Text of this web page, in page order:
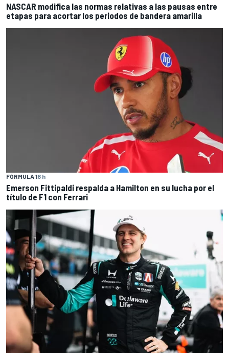
NASCAR modifica las normas relativas a las pausas entre
etapas para acortar los periodos de bandera amarilla
FÓRMULA 18 h
Emerson Fittipaldi respalda a Hamilton en su lucha por el
título de F1 con Ferrari